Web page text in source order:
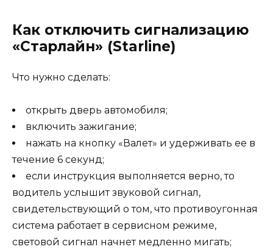
Как отключить сигнализацию
«Старлайн» (Starline)
Что нужно сделать:
открыть дверь автомобиля;
включить зажигание;
нажать на кнопку «Валет» и удерживать ее в
течение 6 секунд;
если инструкция выполняется верно, то
водитель услышит звуковой сигнал,
свидетельствующий о том, что противоугонная
система работает в сервисном режиме,
световой сигнал начнет медленно мигать;